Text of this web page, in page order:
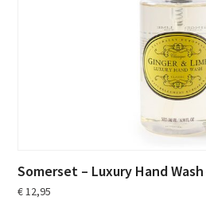
Somerset – Luxury Hand
€12,95